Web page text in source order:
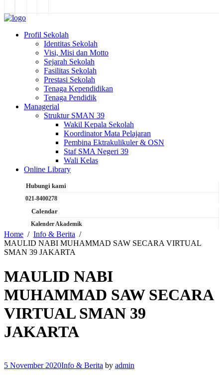
Profil Sekolah
Identitas Sekolah
Visi, Misi dan Motto
Sejarah Sekolah
Fasilitas Sekolah
Prestasi Sekolah
Tenaga Kependidikan
Tenaga Pendidik
Managerial
Struktur SMAN 39
Wakil Kepala Sekolah
Koordinator Mata Pelajaran
Pembina Ektrakulikuler & OSN
Staf SMA Negeri 39
Wali Kelas
Online Library
Hubungi kami
021-8400278
Calendar
Kalender Akademik
Home
Info & Berita
MAULID NABI MUHAMMAD SAW SECARA VIRTUAL
SMAN 39 JAKARTA
MAULID NABI
MUHAMMAD SAW SECARA
VIRTUAL SMAN 39
JAKARTA
5 November 2020Info & Berita by admin